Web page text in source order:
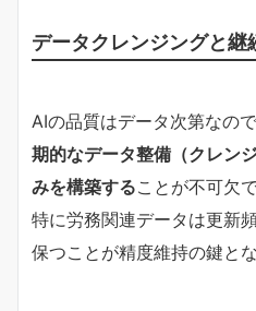
データクレンジングと継
AIの品質はデータ次第なの
期的なデータ整備（クレン
みを構築することが不可欠で
特に労務関連データは更新
保つことが精度維持の鍵とな